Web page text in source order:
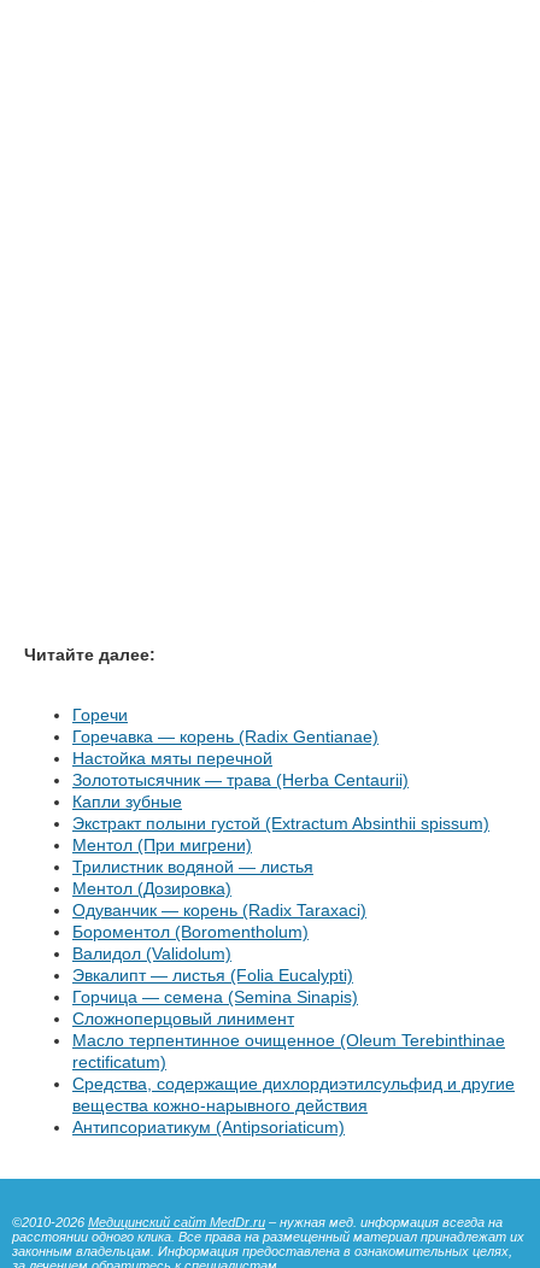
Читайте далее:
Горечи
Горечавка — корень (Radix Gentianae)
Настойка мяты перечной
Золототысячник — трава (Herba Centaurii)
Капли зубные
Экстракт полыни густой (Extractum Absinthii spissum)
Ментол (При мигрени)
Трилистник водяной — листья
Ментол (Дозировка)
Одуванчик — корень (Radix Taraxaci)
Бороментол (Boromentholum)
Валидол (Validolum)
Эвкалипт — листья (Folia Eucalypti)
Горчица — семена (Semina Sinapis)
Сложноперцовый линимент
Масло терпентинное очищенное (Oleum Terebinthinae
rectificatum)
Средства, содержащие дихлордиэтилсульфид и другие
вещества кожно-нарывного действия
Антипсориатикум (Antipsoriaticum)
©2010-2026 Медицинский сайт MedDr.ru – нужная мед. информация всегда на
расстоянии одного клика. Все права на размещенный материал принадлежат их
законным владельцам. Информация предоставлена в ознакомительных целях,